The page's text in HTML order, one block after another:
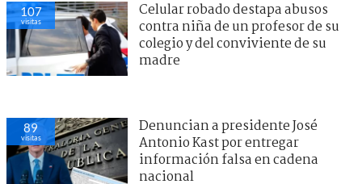
107
visitas
Celular robado destapa abusos
contra niña de un profesor de su
colegio y del conviviente de su
madre
89
visitas
Denuncian a presidente José
Antonio Kast por entregar
información falsa en cadena
nacional